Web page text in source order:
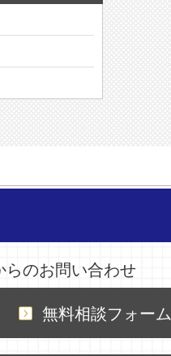
らのお問い合わせ
無料相談フォーム